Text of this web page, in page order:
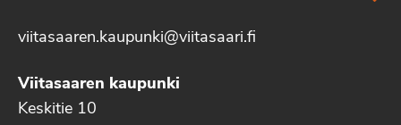
viitasaaren.kaupunki@viitasaari.fi
Viitasaaren kaupunki
Keskitie 10